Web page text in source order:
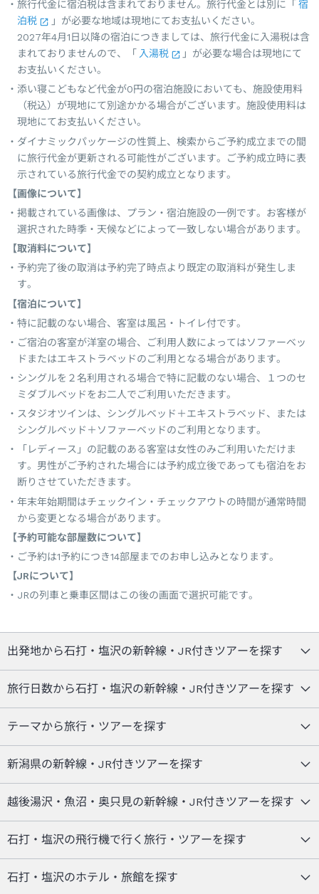
旅行代金に宿泊税は含まれておりません。旅行代金とは別に「 宿
泊税
」が必要な地域は現地にてお支払いください。
2027年4月1日以降の宿泊につきましては、旅行代金に入湯税は含
まれておりませんので、「 入湯税
」が必要な場合は現地にて
お支払いください。
添い寝こどもなど代金が0円の宿泊施設においても、施設使用料
（税込）が現地にて別途かかる場合がございます。施設使用料は
現地にてお支払いください。
ダイナミックパッケージの性質上、検索からご予約成立までの間
に旅行代金が更新される可能性がございます。ご予約成立時に表
示されている旅行代金での契約成立となります。
【画像について】
掲載されている画像は、プラン・宿泊施設の一例です。お客様が
選択された時季・天候などによって一致しない場合があります。
【取消料について】
予約完了後の取消は予約完了時点より既定の取消料が発生しま
す。
【宿泊について】
特に記載のない場合、客室は風呂・トイレ付です。
ご宿泊の客室が洋室の場合、ご利用人数によってはソファーベッ
ドまたはエキストラベッドのご利用となる場合があります。
シングルを２名利用される場合で特に記載のない場合、１つのセ
ミダブルベッドをお二人でご利用いただきます。
スタジオツインは、シングルベッド＋エキストラベッド、または
シングルベッド＋ソファーベッドのご利用となります。
「レディース」の記載のある客室は女性のみご利用いただけま
す。男性がご予約された場合には予約成立後であっても宿泊をお
断りさせていただきます。
年末年始期間はチェックイン・チェックアウトの時間が通常時間
から変更となる場合があります。
【予約可能な部屋数について】
ご予約は1予約につき14部屋までのお申し込みとなります。
【JRについて】
JRの列車と乗車区間はこの後の画面で選択可能です。
出発地から石打・塩沢の新幹線・JR付きツアーを探す
旅行日数から石打・塩沢の新幹線・JR付きツアーを探す
テーマから旅行・ツアーを探す
新潟県の新幹線・JR付きツアーを探す
越後湯沢・魚沼・奥只見の新幹線・JR付きツアーを探す
石打・塩沢の飛行機で行く旅行・ツアーを探す
石打・塩沢のホテル・旅館を探す